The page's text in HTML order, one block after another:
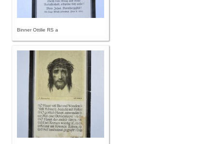
Binner Ottilie RS a